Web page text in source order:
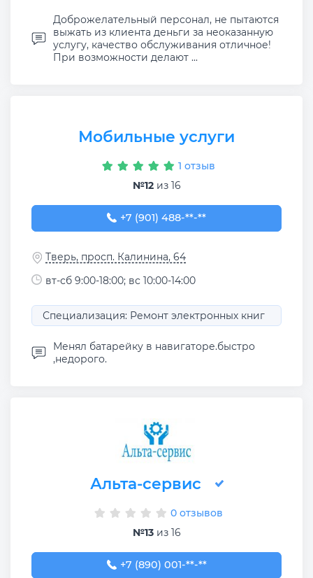
Доброжелательный персонал, не пытаются
выжать из клиента деньги за неоказанную
услугу, качество обслуживания отличное!
При возможности делают ...
Мобильные услуги
1 отзыв
№12из 16
+7 (901) 488-83-88
+7 (901) 488-**-**
Тверь, просп. Калинина, 64
вт-сб 9:00-18:00; вс 10:00-14:00
Специализация: Ремонт электронных книг
Менял батарейку в навигаторе.быстро
,недорого.
Альта-сервис
0 отзывов
№13из 16
+7 (890) 001-04-55
+7 (890) 001-**-**